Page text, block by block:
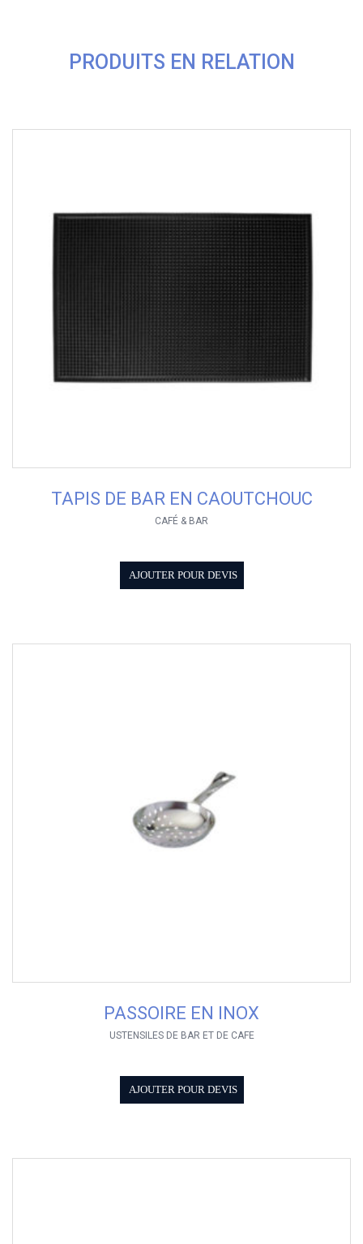
PRODUITS EN RELATION
TAPIS DE BAR EN CAOUTCHOUC
CAFÉ & BAR
AJOUTER POUR DEVIS
PASSOIRE EN INOX
USTENSILES DE BAR ET DE CAFE
AJOUTER POUR DEVIS